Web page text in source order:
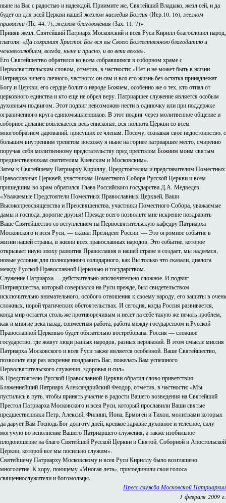
ныне на Вас с радостью и надеждой. Приимите же, Святейший Владыко, жезл сей, и да
будет он для всей Церкви нашейжезлом наследия Божия (Иер.10. 16), жезлом
правости(Пс. 44. 7), жезлом благоволения (Зах. 11. 7)».
Приняв жезл, Святейший Патриарх Московский и всея Руси Кирилл благословил народ,
глаголя: «Да сохранит Христос Бог вся вы Своею Божественною благодатию и
человеколюбием, всегда, ныне и присно, и во веки веков».
Его Святейшество обратился ко всем собравшимся в соборном храме с
Первосвятительским словом, отметив, в частности: «Нет и не может быть в жизни
Патриарха ничего личного, частного: он сам и вся его жизнь без остатка принадлежат
Богу и Церкви, его сердце болит о народе Божием, особенно же о тех, кто отпал от
церковного единства и кто еще не обрел веру. Патриаршее служение является особым
духовным подвигом. Этот подвиг невозможно нести в одиночку или при поддержке
ограниченного круга единомышленников. В этот подвиг через молитвенное общение и
соборное делание вовлекается весь епископат, вся полнота Церкви со всем
многообразием дарований, присущих ее членам. Посему, сознавая свое недостоинство, с
большим внутренним трепетом восхожу я ныне на горнее патриаршее место, смиренно
поручая себя молитвенному предстательству пред престолом Божиим моим святым
предшественникам святителям Киевским и Московским».
Затем к Святейшему Патриарху Кириллу, Предстоятелям и представителям Поместных
Православных Церквей, участникам Поместного Собора Русской Церкви и всем
пришедшим во храм обратился Глава Российского государства Д.А. Медведев.
«Уважаемые Предстоятели Поместных Православных Церквей, Ваши
Высокопреосвященства и Преосвященства, участники Поместного Собора, уважаемые
дамы и господа, дорогие друзья! Прежде всего позвольте мне искренне поздравить
Ваше Святейшество со вступлением на Первосвятительскую кафедру Патриарха
Московского и всея Руси, — сказал Президент России. — Это огромное событие в
жизни нашей страны, в жизни всех православных народов. Это событие, которое
открывает иную эпоху развития Православия в нашей стране и создает, мы надеемся,
новые условия для полноценного солидарного, как Вы только что сказали, диалога
между Русской Православной Церковью и государством.
Служение Патриарха — действительно исключительно сложное. И подвиг
Патриаршества, который совершался на Руси прежде, был свидетельством
исключительно внимательного, особого отношения к своему народу, его защиты в очень
сложных, порой трагических обстоятельствах. И сегодня, когда Россия развивается,
когда мир остается столь же противоречивым и несет на себе такую же печать проблем,
как и многие века назад, совместная работа, работа между государством и Русской
Православной Церковью будет обязательно востребована. Россия — сложное
государство, где живут люди разных народов, разных верований. В этом смысле миссия
Патриарха Московского и всея Руси также является особенной. Ваше Святейшество,
позвольте еще раз искренне поздравить Вас, пожелать Вам успешного
Первосвятительского служения, здоровья и сил».
К Предстоятелю Русской Православной Церкви обратил слово приветствия
Блаженнейший Патриарх Александрийский Феодор, отметив, в частности: «Мы
пустились в путь, чтобы принять участие в радости Вашего возведения на Святейший
Престол Патриарха Московского и всея Руси, который прославили Ваши святые
предшественники Петр, Алексий, Филипп, Иона, Ермоген и Тихон, молитвами которых
да дарует Вам Господь Бог долготу дней, крепкое здравие духовное и телесное, силу
могучую во исполнение Вашего Патриаршего служения, а также изобильное
плодоношение на благо Святейшей Русской Церкви и Святой, Соборной и Апостольской
Церкви, которой все мы посильно служим».
Святейшему Патриарху Московскому и всея Руси Кириллу было возглашено
многолетие. К хору, поющему «Многая лета», присоединили свои голоса
священнослужители и богомольцы.
Пресс-служба Московской Патриархии
1 февраля 2009 г.